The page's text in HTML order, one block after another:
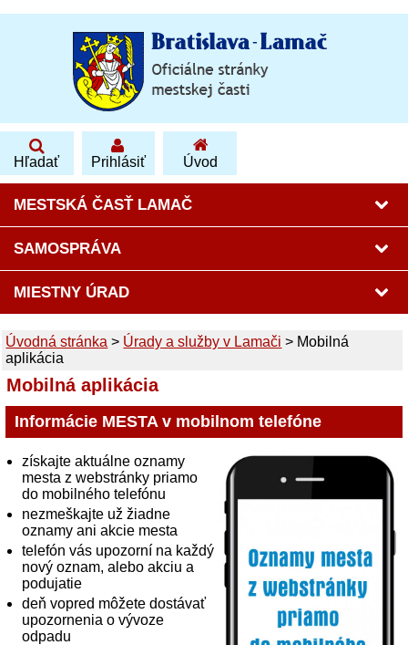
Hľadať Prihlásiť
MESTSKÁ ČASŤ LAMAČ
SAMOSPRÁVA
MIESTNY ÚRAD
Úvodná stránka > Úrady a služby v Lamači > Mobilná
aplikácia
Mobilná aplikácia
Informácie MESTA v mobilnom telefóne
získajte aktuálne oznamy
mesta z webstránky priamo
do mobilného telefónu
nezmeškajte už žiadne
oznamy ani akcie mesta
telefón vás upozorní na každý
nový oznam, alebo akciu a
podujatie
deň vopred môžete dostávať
upozornenia o vývoze
odpadu
Úvod